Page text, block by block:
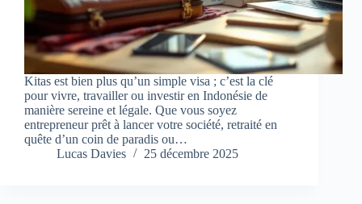
Kitas est bien plus qu’un simple visa ; c’est la clé
pour vivre, travailler ou investir en Indonésie de
manière sereine et légale. Que vous soyez
entrepreneur prêt à lancer votre société, retraité en
quête d’un coin de paradis ou…
Lucas Davies
25 décembre 2025